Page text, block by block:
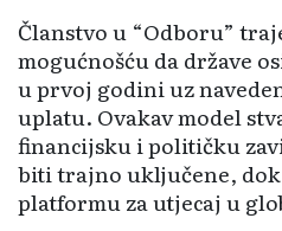
Članstvo u “Odboru”
mogućnošću da države
u prvoj godini uz
uplatu. Ovakav model
financijsku i političku
biti trajno uključene, dok
platformu za utjecaj u